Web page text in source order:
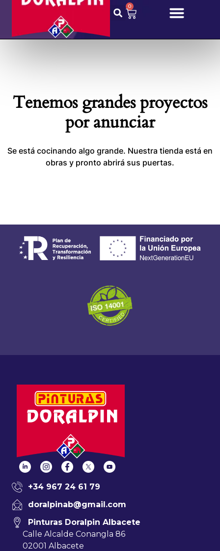
0
Tenemos grandes proyectos
por anunciar
Se está cocinando algo grande. Nuestra tienda está en
obras y pronto abrirá sus puertas.
+34 967 24 61 79
doralpinab@gmail.com
Pinturas Doralpin Albacete
Calle Alcalde Conangla 86
02001 Albacete